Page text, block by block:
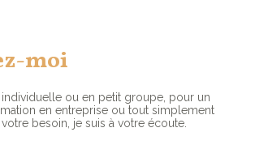
moi
individuelle ou en petit groupe, pour un
en entreprise ou tout simplement
besoin, je suis à votre écoute.